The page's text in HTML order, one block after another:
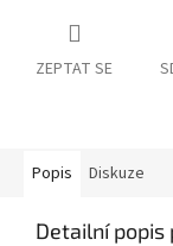
ZEPTAT SE
Popis Diskuze
Detailní popis